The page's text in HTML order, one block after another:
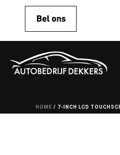
HOME / 7-INCH LCD